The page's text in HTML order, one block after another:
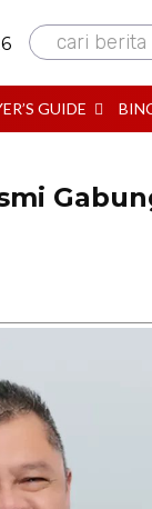
cari berita
GUIDE